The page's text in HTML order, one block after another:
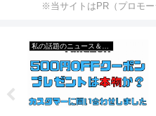
※当サイトはPR（プロモ
私の話題のニュース＆出来事